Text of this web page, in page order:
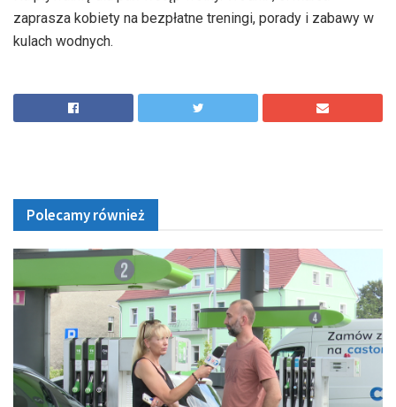
zaprasza kobiety na bezpłatne treningi, porady i zabawy w
kulach wodnych.
Polecamy również